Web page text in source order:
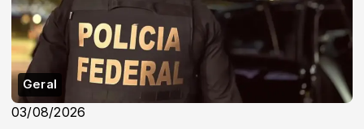
Geral
03/08/2026